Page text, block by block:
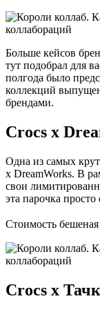
Больше кейсов
тут подобрал для
полгода было
коллекций
брендами.
Crocs х
Одна из самых
x DreamWorks. В
свои
эта парочка просто
Стоимость
Crocs х